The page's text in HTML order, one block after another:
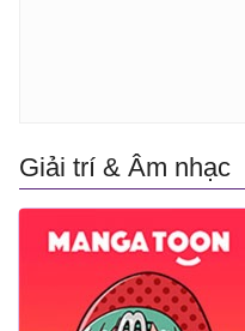
Giải trí & Âm nhạc